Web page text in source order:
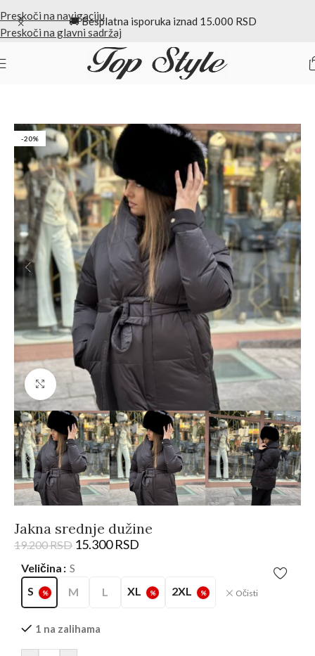
Preskoči na navigaciju
Preskoči na glavni sadržaj
🚚 Besplatna isporuka iznad 15.000 RSD
-20%
Kliknite da biste uvećali
Jakna srednje dužine
19.200RSD 15.300RSD
Veličina
S
S
% M L XL % 2XL % Očisti
1 na zalihama